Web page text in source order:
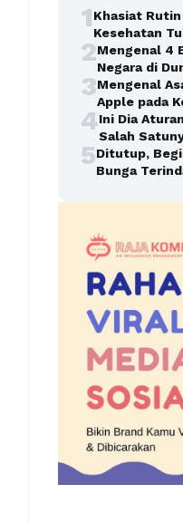
1Khasiat
Kesehatan
2Mengenal 4
Negara di
3Mengenal
Apple pada
4Ini Dia
Salah
5Ditutup,
Bunga